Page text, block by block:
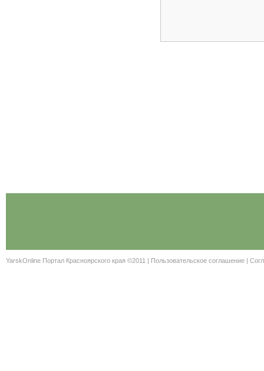
YarskOnline Портал Красноярского края ©2011 | Пользовательское соглашение |